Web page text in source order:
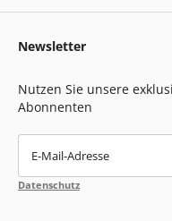
Newsletter
Nutzen Sie unsere
Abonnenten
E-Mail-Adresse
Datenschutz